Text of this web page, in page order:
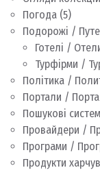
Погода (5)
Подорожі /
Готелі /
Турфірми /
Політика /
Портали /
Пошукові
Провайдери /
Програми /
Продукти